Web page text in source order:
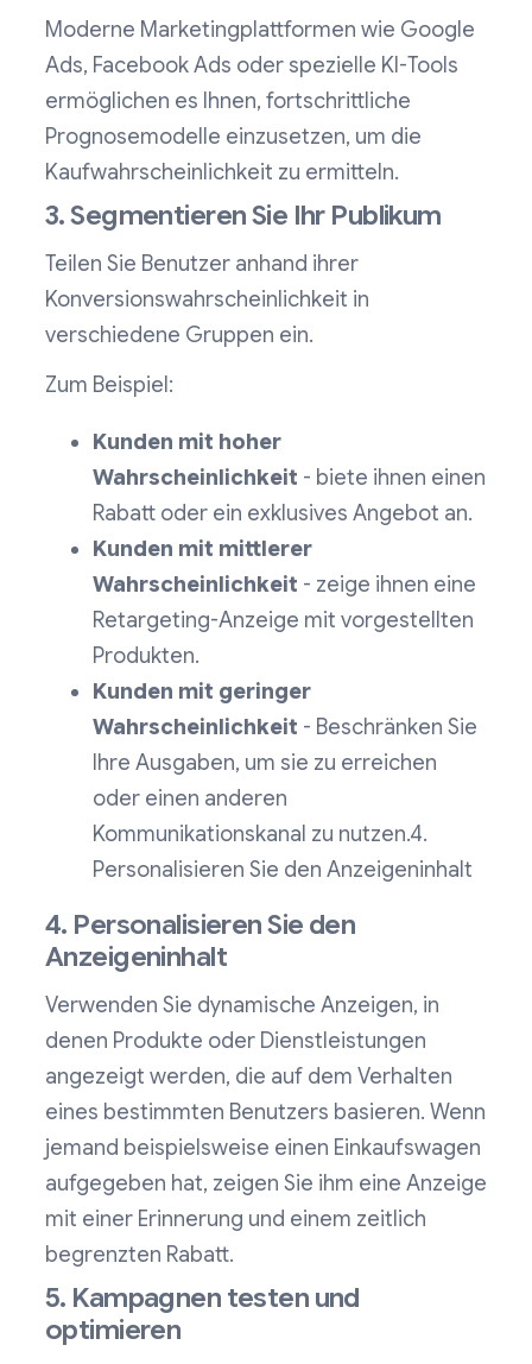
Moderne Marketingplattformen wie Google
Ads, Facebook Ads oder spezielle KI-Tools
ermöglichen es Ihnen, fortschrittliche
Prognosemodelle einzusetzen, um die
Kaufwahrscheinlichkeit zu ermitteln.
3. Segmentieren Sie Ihr Publikum
Teilen Sie Benutzer anhand ihrer
Konversionswahrscheinlichkeit in
verschiedene Gruppen ein.
Zum Beispiel:
Kunden mit hoher
Wahrscheinlichkeit - biete ihnen einen
Rabatt oder ein exklusives Angebot an.
Kunden mit mittlerer
Wahrscheinlichkeit - zeige ihnen eine
Retargeting-Anzeige mit vorgestellten
Produkten.
Kunden mit geringer
Wahrscheinlichkeit - Beschränken Sie
Ihre Ausgaben, um sie zu erreichen
oder einen anderen
Kommunikationskanal zu nutzen.4.
Personalisieren Sie den Anzeigeninhalt
4. Personalisieren Sie den
Anzeigeninhalt
Verwenden Sie dynamische Anzeigen, in
denen Produkte oder Dienstleistungen
angezeigt werden, die auf dem Verhalten
eines bestimmten Benutzers basieren. Wenn
jemand beispielsweise einen Einkaufswagen
aufgegeben hat, zeigen Sie ihm eine Anzeige
mit einer Erinnerung und einem zeitlich
begrenzten Rabatt.
5. Kampagnen testen und
optimieren